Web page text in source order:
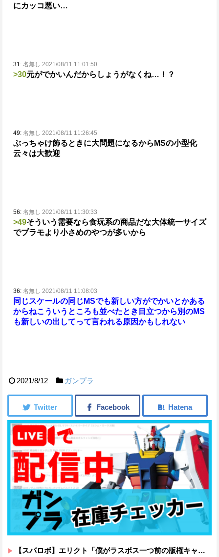
にカッコ悪い…
31: 名無し 2021/08/11 11:01:50
>30元がでかいんだからしょうがなくね…！？
49: 名無し 2021/08/11 11:26:45
ぶっちゃけ飾るときに大問題になるからMSの小型化
云々は大歓迎
56: 名無し 2021/08/11 11:30:33
>49そういう需要なら食玩系の商品だな大体統一サイズ
でプラモより小さめのやつが多いから
36: 名無し 2021/08/11 11:08:03
同じスケールの同じMSでも新しい方がでかいとかある
からねこういうところも並べたとき目立つから別のMS
も新しいの出してって言われる原因かもしれない
2021/8/12 ガンプラ
【スパロボ】エリクト「僕がラスボス一つ前の版権キャラ最後の敵ってちょっと荷が重すぎない？」